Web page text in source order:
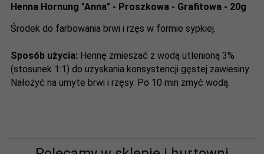
Henna Hornung "Anna" - Proszkowa - Grafitowa - 20g
Środek do farbowania brwi i rzęs w formie sypkiej.
Sposób użycia: Hennę zmieszać z wodą utlenioną 3%
(stosunek 1:1) do uzyskania konsystencji gęstej zawiesiny.
Nałożyć na umyte brwi i rzęsy. Po 10 min zmyć wodą.